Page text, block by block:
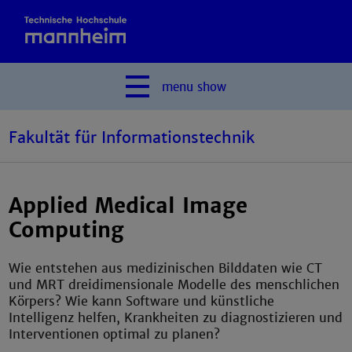
menu show
Fakultät für Informationstechnik
Applied Medical Image
Computing
Wie entstehen aus medizinischen Bilddaten wie CT
und MRT dreidimensionale Modelle des menschlichen
Körpers? Wie kann Software und künstliche
Intelligenz helfen, Krankheiten zu diagnostizieren und
Interventionen optimal zu planen?